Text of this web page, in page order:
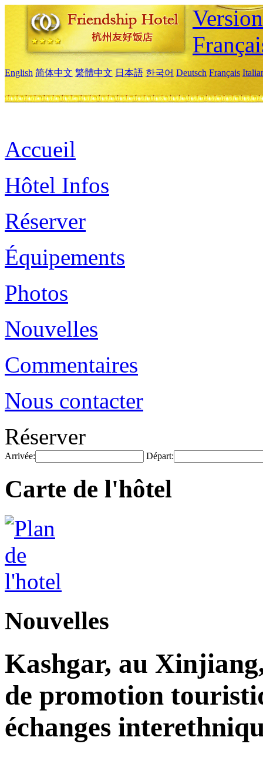
English 简体中文 繁體中文 日本語 한국어 Deutsch Français
Accueil
Hôtel Infos
Réserver
Équipements
Photos
Nouvelles
Commentaires
Nous contacter
Réserver
Arrivée: Départ:
Carte de l'hôtel
Nouvelles
Kashgar, au
de promotion
échanges